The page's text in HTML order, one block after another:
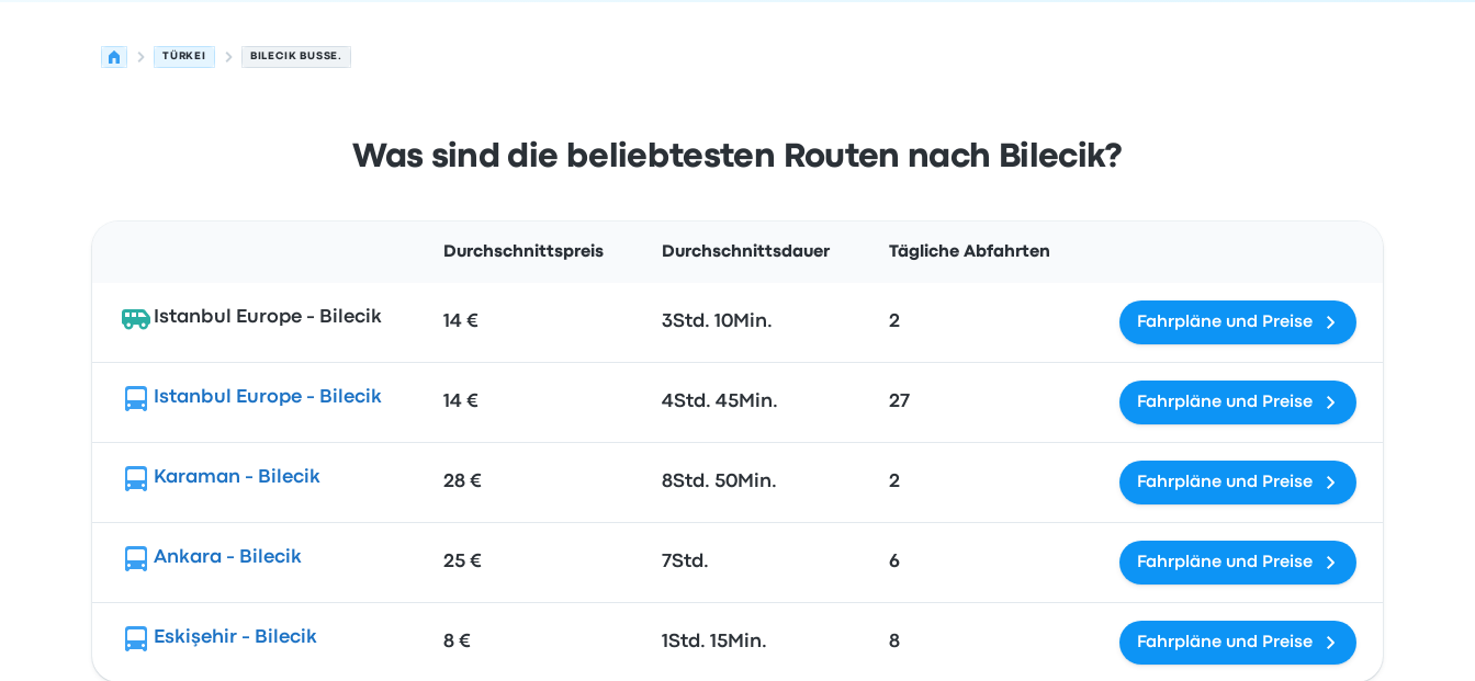
TÜRKEI BILECIK BUSSE.
Was sind die beliebtesten Routen nach Bilecik?
Durchschnittspreis Durchschnittsdauer Tägliche Abfahrten
Istanbul Europe - Bilecik 14 € 3Std. 10Min. 2 Fahrpläne und Preise
Istanbul Europe - Bilecik 14 € 4Std. 45Min. 27 Fahrpläne und Preise
Karaman - Bilecik 28 € 8Std. 50Min. 2 Fahrpläne und Preise
Ankara - Bilecik 25 € 7Std. 6 Fahrpläne und Preise
Eskişehir - Bilecik 8 € 1Std. 15Min. 8 Fahrpläne und Preise